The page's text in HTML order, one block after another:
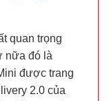
quan trọng
nữa đó là
được trang
2.0 của